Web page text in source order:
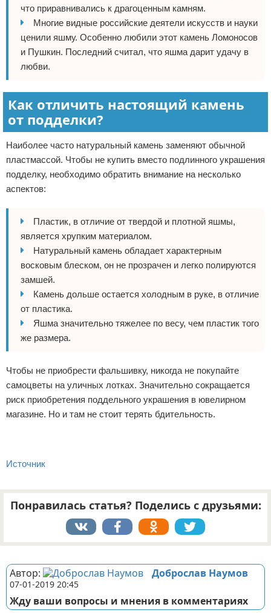
что приравнивались к драгоценным камням.
Многие видные российские деятели искусств и науки
ценили яшму. Особенно любили этот камень Ломоносов
и Пушкин. Последний считал, что яшма дарит удачу в
любви.
Как отличить настоящий камень
от подделки?
Наиболее часто натуральный камень заменяют обычной
пластмассой. Чтобы не купить вместо подлинного украшения
подделку, необходимо обратить внимание на несколько
аспектов:
Пластик, в отличие от твердой и плотной яшмы,
является хрупким материалом.
Натуральный камень обладает характерным
восковым блеском, он не прозрачен и легко полируются
замшей.
Камень дольше остается холодным в руке, в отличие
от пластика.
Яшма значительно тяжелее по весу, чем пластик того
же размера.
Чтобы не приобрести фальшивку, никогда не покупайте
самоцветы на уличных лотках. Значительно сокращается
риск приобретения поддельного украшения в ювелирном
магазине. Но и там не стоит терять бдительность.
Источник
Понравилась статья? Поделись с друзьями:
Автор: Доброслав Наумов
07-01-2019 20:45
Жду ваши вопросы и мнения в комментариях